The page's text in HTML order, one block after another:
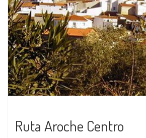
Ruta Aroche Centro